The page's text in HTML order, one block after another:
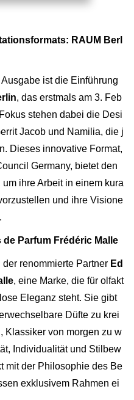
RAUM Berl
ist die Einführung
, das erstmals am 3. Feb
stehen dabei die Desi
Jacob und Namilia, die j
Dieses innovative Format,
Germany, bietet den
ihre Arbeit in einem kura
und ihre Visione
Parfum Frédéric Malle
renommierte Partner Ed
, eine Marke, die für olfakt
Eleganz steht. Sie gibt
Düfte zu krei
Klassiker von morgen zu w
Individualität und Stilbew
mit der Philosophie des Be
exklusivem Rahmen ei